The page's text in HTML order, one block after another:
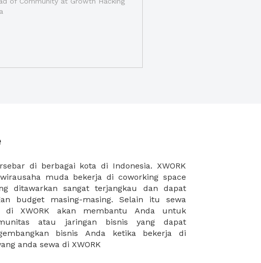
anda sewa di XWORK